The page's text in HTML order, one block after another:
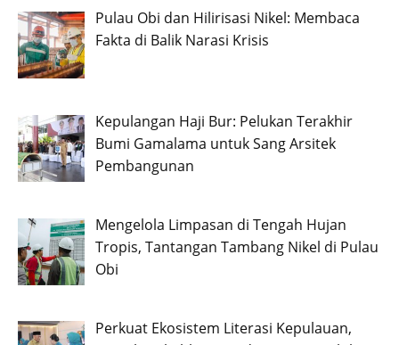
Pulau Obi dan Hilirisasi Nikel: Membaca
Fakta di Balik Narasi Krisis
Kepulangan Haji Bur: Pelukan Terakhir
Bumi Gamalama untuk Sang Arsitek
Pembangunan
Mengelola Limpasan di Tengah Hujan
Tropis, Tantangan Tambang Nikel di Pulau
Obi
Perkuat Ekosistem Literasi Kepulauan,